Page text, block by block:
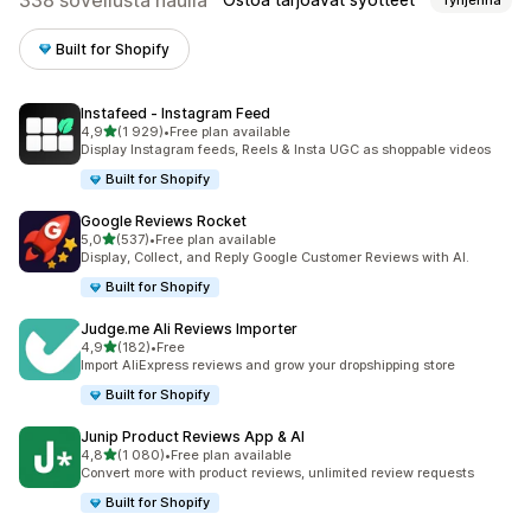
Built for Shopify
Instafeed ‑ Instagram Feed
4,9/ 5 tähteä
(1 929)
1929 arvostelua yhteensä
•Free plan available
Display Instagram feeds, Reels & Insta UGC as shoppable videos
Built for Shopify
Google Reviews Rocket
5,0/ 5 tähteä
(537)
537 arvostelua yhteensä
•Free plan available
Display, Collect, and Reply Google Customer Reviews with AI.
Built for Shopify
Judge.me Ali Reviews Importer
4,9/ 5 tähteä
(182)
182 arvostelua yhteensä
•Free
Import AliExpress reviews and grow your dropshipping store
Built for Shopify
Junip Product Reviews App & AI
4,8/ 5 tähteä
(1 080)
1080 arvostelua yhteensä
•Free plan available
Convert more with product reviews, unlimited review requests
Built for Shopify